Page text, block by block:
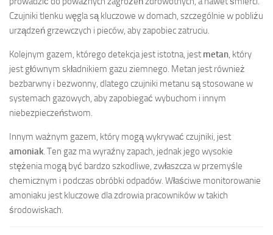
Czujniki tlenku węgla są kluczowe w domach, szczególnie w pobliżu
urządzeń grzewczych i pieców, aby zapobiec zatruciu.
Kolejnym gazem, którego detekcja jest istotna, jest metan, który
jest głównym składnikiem gazu ziemnego. Metan jest również
bezbarwny i bezwonny, dlatego czujniki metanu są stosowane w
systemach gazowych, aby zapobiegać wybuchom i innym
niebezpieczeństwom.
Innym ważnym gazem, który mogą wykrywać czujniki, jest
amoniak. Ten gaz ma wyraźny zapach, jednak jego wysokie
stężenia mogą być bardzo szkodliwe, zwłaszcza w przemyśle
chemicznym i podczas obróbki odpadów. Właściwe monitorowanie
amoniaku jest kluczowe dla zdrowia pracowników w takich
środowiskach.